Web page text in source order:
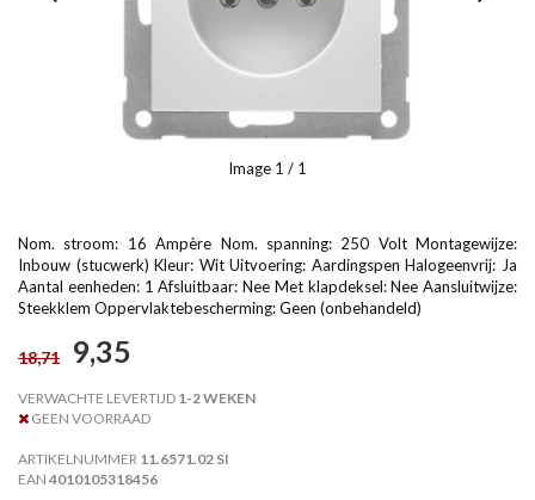
Image 1 / 1
Nom. stroom: 16 Ampère Nom. spanning: 250 Volt Montagewijze:
Inbouw (stucwerk) Kleur: Wit Uitvoering: Aardingspen Halogeenvrij: Ja
Aantal eenheden: 1 Afsluitbaar: Nee Met klapdeksel: Nee Aansluitwijze:
Steekklem Oppervlaktebescherming: Geen (onbehandeld)
18,71 9,35
VERWACHTE LEVERTIJD 1-2 WEKEN
GEEN VOORRAAD
ARTIKELNUMMER 11.6571.02 SI
EAN 4010105318456